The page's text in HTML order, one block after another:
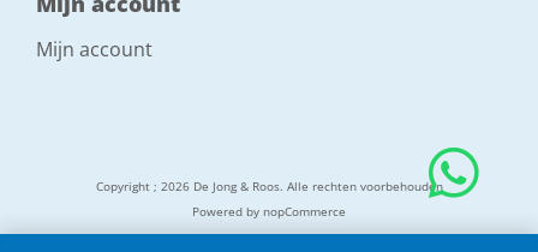
Mijn account
Copyright ; 2026 De Jong & Roos. Alle rechten voorbehouden
Powered by nopCommerce